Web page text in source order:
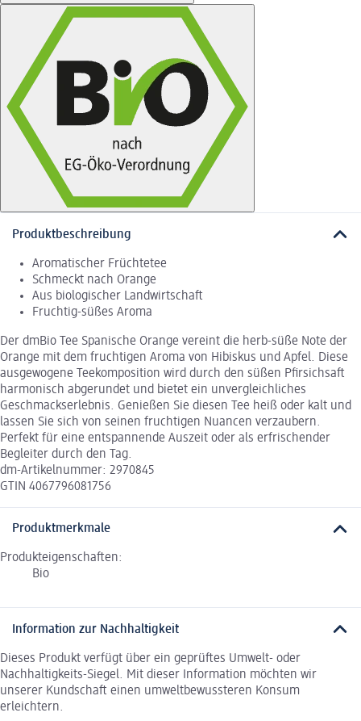
Produktbeschreibung
Aromatischer Früchtetee
Schmeckt nach Orange
Aus biologischer Landwirtschaft
Fruchtig-süßes Aroma
Der dmBio Tee Spanische Orange vereint die herb-süße Note der
Orange mit dem fruchtigen Aroma von Hibiskus und Apfel. Diese
ausgewogene Teekomposition wird durch den süßen Pfirsichsaft
harmonisch abgerundet und bietet ein unvergleichliches
Geschmackserlebnis. Genießen Sie diesen Tee heiß oder kalt und
lassen Sie sich von seinen fruchtigen Nuancen verzaubern.
Perfekt für eine entspannende Auszeit oder als erfrischender
Begleiter durch den Tag.
dm-Artikelnummer: 2970845
GTIN 4067796081756
Produktmerkmale
Produkteigenschaften:
Bio
Information zur Nachhaltigkeit
Dieses Produkt verfügt über ein geprüftes Umwelt- oder
Nachhaltigkeits-Siegel. Mit dieser Information möchten wir
unserer Kundschaft einen umweltbewussteren Konsum
erleichtern.